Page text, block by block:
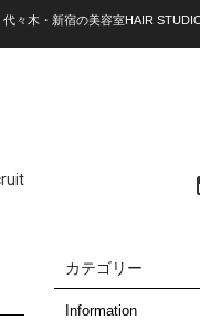
々木・新宿の美容室HAIR
カテゴリー
Information